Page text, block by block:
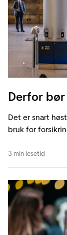
Derfor
Det er snart
bruk for
3 min lesetid